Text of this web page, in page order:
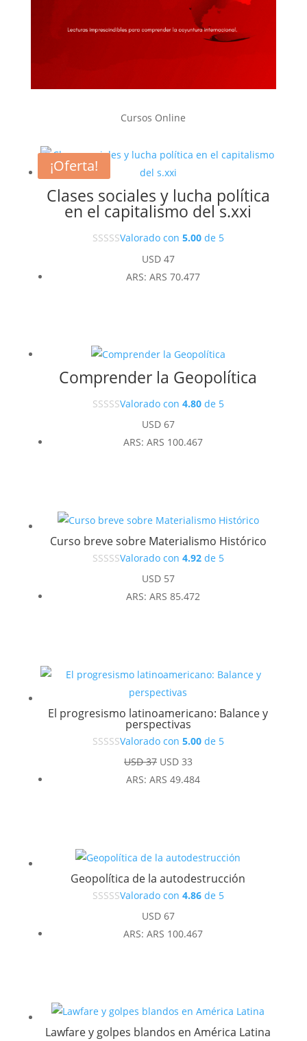
Cursos Online
Clases sociales y lucha política
en el capitalismo del s.xxi
Valorado con 5.00de 5
USD47
ARS: ARS 70.477
Comprender la Geopolítica
Valorado con 4.80de 5
USD67
ARS: ARS 100.467
Curso breve sobre Materialismo Histórico
Valorado con 4.92de 5
USD57
ARS: ARS 85.472
¡Oferta!
El progresismo latinoamericano: Balance y
perspectivas
Valorado con 5.00de 5
USD37 El
precio
USD33El
precio
ARS: ARS 49.484
Geopolítica de la autodestrucción
Valorado con 4.86de 5
USD67
ARS: ARS 100.467
Lawfare y golpes blandos en América Latina